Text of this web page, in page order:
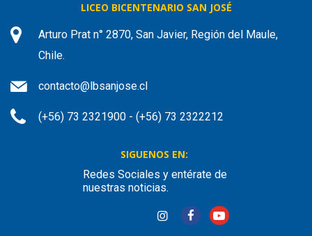
LICEO BICENTENARIO SAN JOSÉ
Arturo Prat n° 2870, San Javier, Región del Maule,
Chile.
contacto@lbsanjose.cl
(+56) 73 2321900 - (+56) 73 2322212
SIGUENOS EN:
Redes Sociales y entérate de
nuestras noticias.